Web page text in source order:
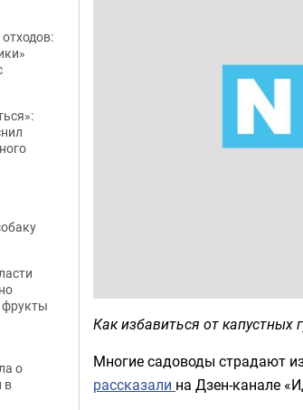
Как избавиться от капустных
Многие садоводы страдают
рассказали на Дзен-канале
фрукты
о
в